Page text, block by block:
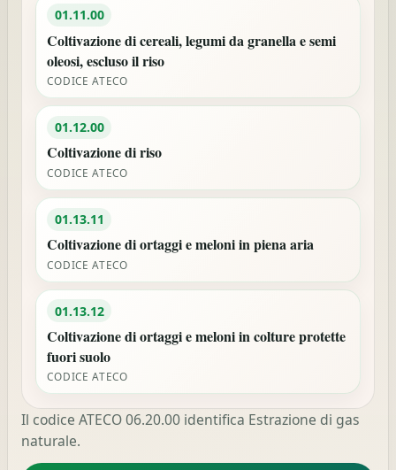
01.11.00
Coltivazione di cereali, legumi da granella e semi
oleosi, escluso il riso
CODICE ATECO
01.12.00
Coltivazione di riso
CODICE ATECO
01.13.11
Coltivazione di ortaggi e meloni in piena aria
CODICE ATECO
01.13.12
Coltivazione di ortaggi e meloni in colture protette
fuori suolo
CODICE ATECO
Il codice ATECO 06.20.00 identifica Estrazione di gas
naturale.